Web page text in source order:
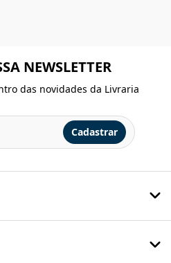
NEWSLETTER
das novidades da Livraria
Cadastrar